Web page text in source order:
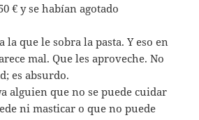
€ y se habían agotado
la que le sobra la pasta. Y eso en
mal. Que les aproveche. No
es absurdo.
alguien que no se puede cuidar
ni masticar o que no puede